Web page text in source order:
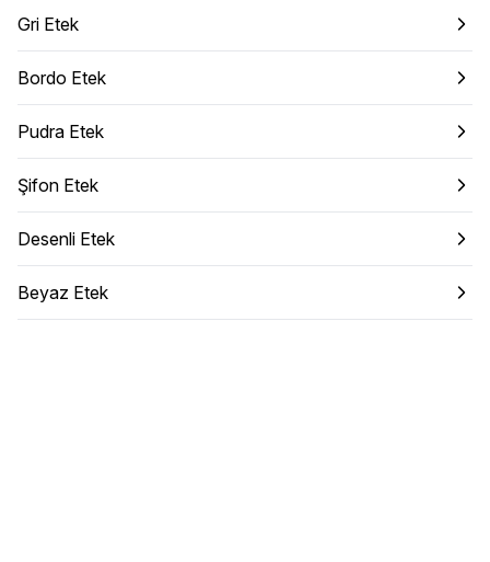
Gri Etek
Bordo Etek
Pudra Etek
Şifon Etek
Desenli Etek
Beyaz Etek